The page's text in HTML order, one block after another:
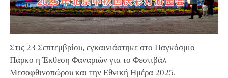
Στις 23 Σεπτεμβρίου, εγκαινιάστηκε στο Παγκόσμιο
Πάρκο η Έκθεση Φαναριών για το Φεστιβάλ
Μεσοφθινοπώρου και την Εθνική Ημέρα 2025.